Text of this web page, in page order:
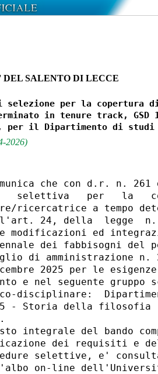
SALENTO DI LECCE
selezione per la copertura
in tenure track, GSD
2026)
che con d.r. n. 261
selettiva   per   la
ricercatrice a tempo
24, della  legge  n.
modificazioni ed
dei fabbisogni del
di amministrazione n.
2025 per le
e nel seguente
disciplinare:
05 - Storia della
integrale del bando
dei requisiti e
selettive, e'
on-line